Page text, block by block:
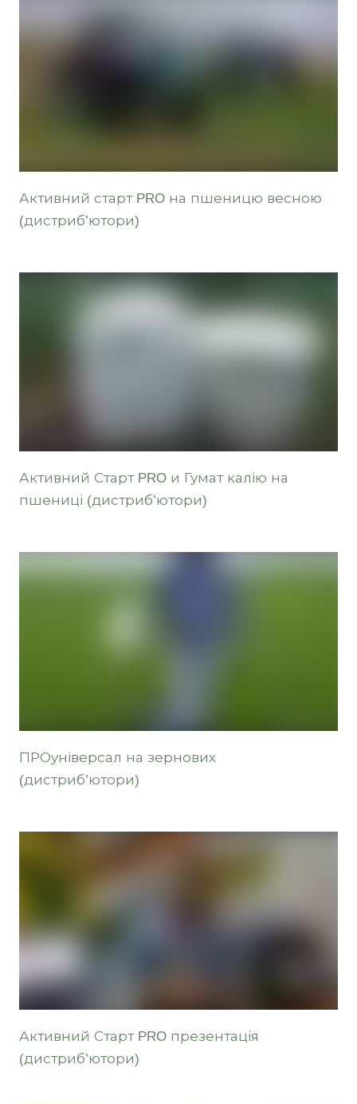
Активний старт PRO на пшеницю весною
(дистриб’ютори)
Активний Старт PRO и Гумат калію на
пшениці (дистриб’ютори)
ПРОуніверсал на зернових
(дистриб’ютори)
Активний Старт PRO презентація
(дистриб’ютори)